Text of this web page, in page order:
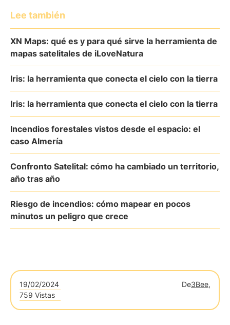
Lee también
XN Maps: qué es y para qué sirve la herramienta de
mapas satelitales de iLoveNatura
Iris: la herramienta que conecta el cielo con la tierra
Iris: la herramienta que conecta el cielo con la tierra
Incendios forestales vistos desde el espacio: el
caso Almería
Confronto Satelital: cómo ha cambiado un territorio,
año tras año
Riesgo de incendios: cómo mapear en pocos
minutos un peligro que crece
19/02/2024 De3Bee,
759 Vistas